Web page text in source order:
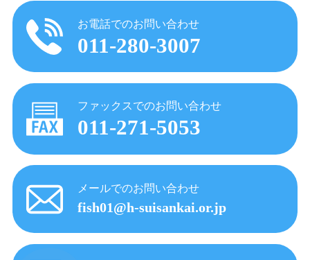
お電話でのお問い合わせ
011-280-3007
ファックスでのお問い合わせ
011-271-5053
メールでのお問い合わせ
fish01@h-suisankai.or.jp